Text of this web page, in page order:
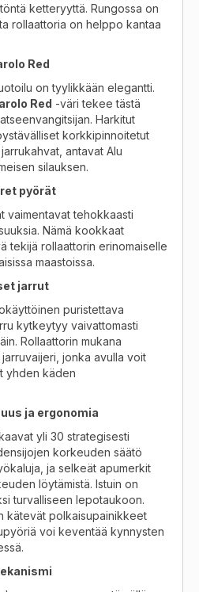
ketteryyttä. Rungossa on
rollaattoria on helppo kantaa
Red
on tyylikkään elegantti.
Red -väri tekee tästä
Harkitut
korkkipinnoitetut
antavat Alu
silauksen.
pyörät
vaimentavat tehokkaasti
Nämä kookkaat
tekijä rollaattorin erinomaiselle
maastoissa.
jarrut
puristettava
kytkeytyy vaivattomasti
Rollaattorin mukana
jonka avulla voit
yhden käden
ja ergonomia
yli 30 strategisesti
korkeuden säätö
ja selkeät apumerkit
löytämistä. Istuin on
turvalliseen lepotaukoon.
kätevät polkaisupainikkeet
voi keventää kynnysten